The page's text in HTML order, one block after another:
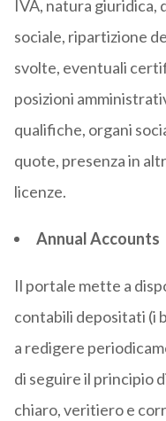
IVA, natura giuridica,
sociale, ripartizione
svolte, eventuali
posizioni
qualifiche, organi
quote, presenza in
licenze.
Annual Accounts
Il portale mette a
contabili depositati (i
a redigere
di seguire il principio
chiaro, veritiero e